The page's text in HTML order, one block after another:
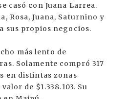
casó con Juana Larrea.
Rosa, Juana, Saturnino y
sus propios negocios.
más lento de
Solamente compró 317
en distintas zonas
de $1.338.103. Su